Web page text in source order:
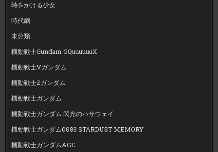
時をかける少女
時代劇
未分類
機動戦士Gundam GQuuuuuuX
機動戦士Vガンダム
機動戦士Zガンダム
機動戦士ガンダム
機動戦士ガンダム 閃光のハサウェイ
機動戦士ガンダム0083 STARDUST MEMORY
機動戦士ガンダムAGE